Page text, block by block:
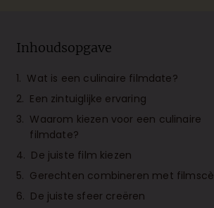
Inhoudsopgave
Wat is een culinaire filmdate?
Een zintuiglijke ervaring
Waarom kiezen voor een culinaire
filmdate?
De juiste film kiezen
Gerechten combineren met
De juiste sfeer creëren